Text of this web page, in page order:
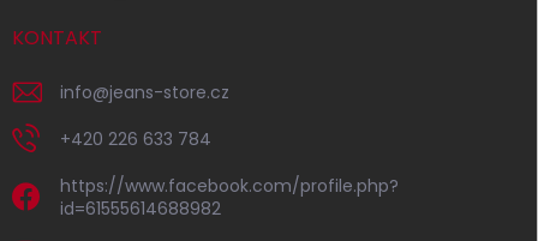
KONTAKT
info@jeans-store.cz
+420 226 633 784
https://www.facebook.com/profile.php?
id=61555614688982